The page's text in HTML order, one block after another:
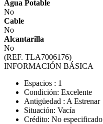
Agua Potable
No
Cable
No
Alcantarilla
No
(REF. TLA7006176)
INFORMACIÓN BÁSICA
Espacios : 1
Condición: Excelente
Antigüedad : A Estrenar
Situación: Vacía
Crédito: No especificado